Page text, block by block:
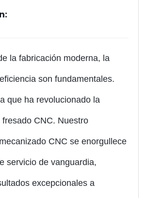
la fabricación moderna, la
son fundamentales.
que ha revolucionado la
CNC. Nuestro
CNC se enorgullece
servicio de vanguardia,
excepcionales a